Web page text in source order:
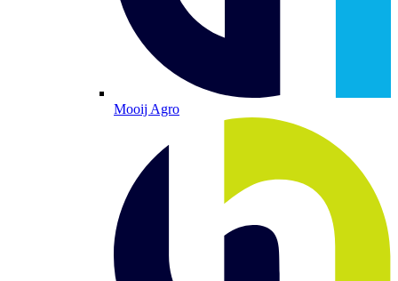
Mooij Agro